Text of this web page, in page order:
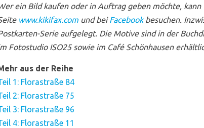
ein Bild kaufen oder in Auftrag geben möchte, kann
www.kikifax.comund beiFacebookbesuchen.
Serie aufgelegt. Die Motive sind in der
Fotostudio ISO25 sowie im Café Schönhausen
aus der Reihe
1: Florastraße 84
2: Florastraße 75
3: Florastraße 96
4: Florastraße 11